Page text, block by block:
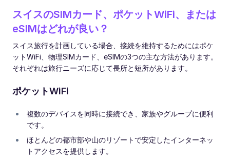
スイスのSIMカード、ポケットWiFi、または
eSIMはどれが良い？
スイス旅行を計画している場合、接続を維持するためにはポケ
ットWiFi、物理SIMカード、eSIMの3つの主な方法があります。
それぞれは旅行ニーズに応じて長所と短所があります。
ポケットWiFi
複数のデバイスを同時に接続でき、家族やグループに便利
です。
ほとんどの都市部や山のリゾートで安定したインターネッ
トアクセスを提供します。